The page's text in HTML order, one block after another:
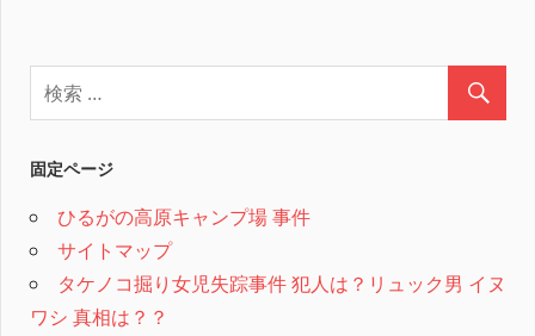
固定ページ
ひるがの高原キャンプ場 事件
サイトマップ
タケノコ掘り女児失踪事件 犯人は？リュック男 イヌ
ワシ 真相は？？